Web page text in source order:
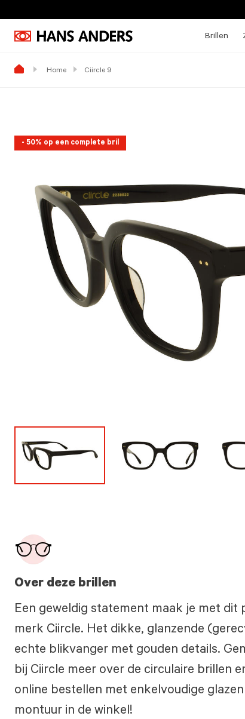
Brillen
Home Ciircle 9
- 50% op een complete bril
Over deze brillen
Een geweldig statement maak je met
merk Ciircle. Het dikke, glanzende
echte blikvanger met gouden details.
bij Ciircle meer over de circulaire brillen
online bestellen met enkelvoudige
montuur in de winkel!